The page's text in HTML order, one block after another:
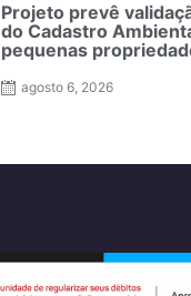
Projeto prevê
do Cadastro
pequenas
agosto 6, 2026